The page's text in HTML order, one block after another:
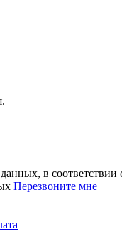
в
Перезвоните мне